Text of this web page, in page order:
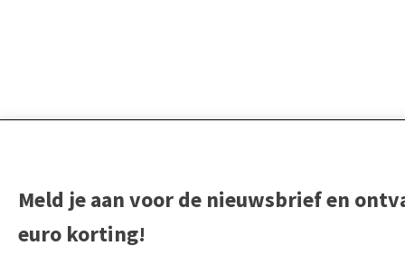
Meld je aan voor de nieuwsbrief en
euro korting!